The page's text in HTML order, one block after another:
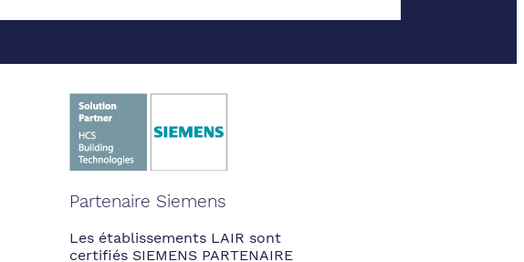
Partenaire Siemens
Les établissements LAIR sont
certifiés SIEMENS PARTENAIRE